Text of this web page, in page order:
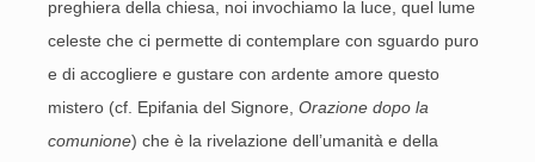
preghiera della chiesa, noi invochiamo la luce, quel lume
celeste che ci permette di contemplare con sguardo puro
e di accogliere e gustare con ardente amore questo
mistero (cf. Epifania del Signore, Orazione dopo la
comunione) che è la rivelazione dell’umanità e della